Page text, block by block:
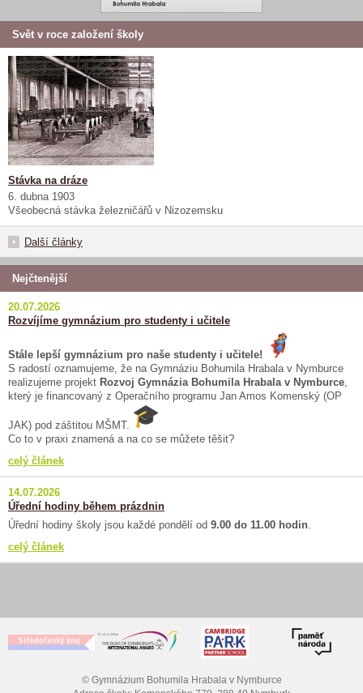
Svět v roce založení školy
Stávka na dráze
6. dubna 1903
Všeobecná stávka železničářů v Nizozemsku
Další články
Nejčtenější
20.07.2026
Rozvíjíme gymnázium pro studenty i učitele
Stále lepší gymnázium pro naše studenty i učitele!
S radostí oznamujeme, že na Gymnáziu Bohumila Hrabala v Nymburce
realizujeme projekt Rozvoj Gymnázia Bohumila Hrabala v Nymburce
který je financovaný z Operačního programu Jan Amos Komenský (OP
JAK) pod záštitou MŠMT.
Co to v praxi znamená a na co se můžete těšit?
celý článek
14.07.2026
Úřední hodiny během prázdnin
Úřední hodiny školy jsou každé pondělí od 9.00 do 11.00 hodin
celý článek
© Gymnázium Bohumila Hrabala v Nymburce